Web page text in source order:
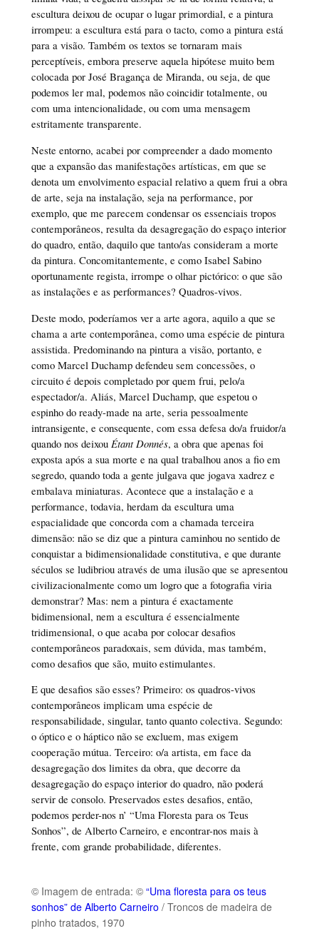
escultura deixou de ocupar o lugar primordial, e a pintura
irrompeu: a escultura está para o tacto, como a pintura está
para a visão. Também os textos se tornaram mais
perceptíveis, embora preserve aquela hipótese muito bem
colocada por José Bragança de Miranda, ou seja, de que
podemos ler mal, podemos não coincidir totalmente, ou
com uma intencionalidade, ou com uma mensagem
estritamente transparente.
Neste entorno, acabei por compreender a dado momento
que a expansão das manifestações artísticas, em que se
denota um envolvimento espacial relativo a quem frui a obra
de arte, seja na instalação, seja na performance, por
exemplo, que me parecem condensar os essenciais tropos
contemporâneos, resulta da desagregação do espaço interior
do quadro, então, daquilo que tanto/as consideram a morte
da pintura. Concomitantemente, e como Isabel Sabino
oportunamente regista, irrompe o olhar pictórico: o que são
as instalações e as performances? Quadros-vivos.
Deste modo, poderíamos ver a arte agora, aquilo a que se
chama a arte contemporânea, como uma espécie de pintura
assistida. Predominando na pintura a visão, portanto, e
como Marcel Duchamp defendeu sem concessões, o
circuito é depois completado por quem frui, pelo/a
espectador/a. Aliás, Marcel Duchamp, que espetou o
espinho do ready-made na arte, seria pessoalmente
intransigente, e consequente, com essa defesa do/a fruidor/a
quando nos deixou Étant Donnés, a obra que apenas foi
exposta após a sua morte e na qual trabalhou anos a fio em
segredo, quando toda a gente julgava que jogava xadrez e
embalava miniaturas. Acontece que a instalação e a
performance, todavia, herdam da escultura uma
espacialidade que concorda com a chamada terceira
dimensão: não se diz que a pintura caminhou no sentido de
conquistar a bidimensionalidade constitutiva, e que durante
séculos se ludibriou através de uma ilusão que se apresentou
civilizacionalmente como um logro que a fotografia viria
demonstrar? Mas: nem a pintura é exactamente
bidimensional, nem a escultura é essencialmente
tridimensional, o que acaba por colocar desafios
contemporâneos paradoxais, sem dúvida, mas também,
como desafios que são, muito estimulantes.
E que desafios são esses? Primeiro: os quadros-vivos
contemporâneos implicam uma espécie de
responsabilidade, singular, tanto quanto colectiva. Segundo:
o óptico e o háptico não se excluem, mas exigem
cooperação mútua. Terceiro: o/a artista, em face da
desagregação dos limites da obra, que decorre da
desagregação do espaço interior do quadro, não poderá
servir de consolo. Preservados estes desafios, então,
podemos perder-nos n’ “Uma Floresta para os Teus
Sonhos”, de Alberto Carneiro, e encontrar-nos mais à
frente, com grande probabilidade, diferentes.
© Imagem de entrada: © “Uma floresta para os teus
sonhos” de Alberto Carneiro / Troncos de madeira de
pinho tratados, 1970